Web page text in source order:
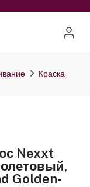
Краска
Nexxt
Golden-